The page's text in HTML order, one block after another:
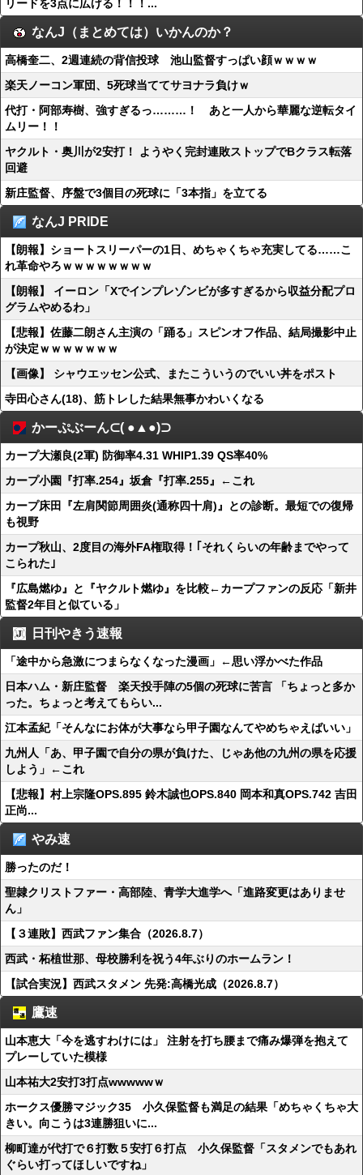
リードを3点に広げる！！！...
なんJ（まとめては）いかんのか？
高橋奎二、2週連続の背信投球 池山監督すっぱい顔ｗｗｗｗ
楽天ノーコン軍団、5死球当ててサヨナラ負けｗ
代打・阿部寿樹、強すぎるっ………！ あと一人から華麗な逆転タイ
ムリー！！
ヤクルト・奥川が2安打！ ようやく完封連敗ストップでBクラス転落
回避
新庄監督、序盤で3個目の死球に「3本指」を立てる
なんJ PRIDE
【朗報】ショートスリーパーの1日、めちゃくちゃ充実してる……こ
れ革命やろｗｗｗｗｗｗｗｗ
【朗報】 イーロン「Xでインプレゾンビが多すぎるから収益分配プロ
グラムやめるわ」
【悲報】佐藤二朗さん主演の「踊る」スピンオフ作品、結局撮影中止
が決定ｗｗｗｗｗｗｗ
【画像】 シャウエッセン公式、またこういうのでいい丼をポスト
寺田心さん(18)、筋トレした結果無事かわいくなる
かーぷぶーん⊂( ●▲●)⊃
カープ大瀬良(2軍) 防御率4.31 WHIP1.39 QS率40%
カープ小園『打率.254』坂倉『打率.255』←これ
カープ床田『左肩関節周囲炎(通称四十肩)』との診断。最短での復帰
も視野
カープ秋山、2度目の海外FA権取得！｢それくらいの年齢までやって
こられた｣
『広島燃ゆ』と『ヤクルト燃ゆ』を比較←カープファンの反応「新井
監督2年目と似ている」
日刊やきう速報
「途中から急激につまらなくなった漫画」←思い浮かべた作品
日本ハム・新庄監督 楽天投手陣の5個の死球に苦言 「ちょっと多か
った。ちょっと考えてもらい...
江本孟紀「そんなにお体が大事なら甲子園なんてやめちゃえばいい」
九州人「あ、甲子園で自分の県が負けた、じゃあ他の九州の県を応援
しよう」←これ
【悲報】村上宗隆OPS.895 鈴木誠也OPS.840 岡本和真OPS.742 吉田
正尚...
やみ速
勝ったのだ！
聖隷クリストファー・高部陸、青学大進学へ「進路変更はありませ
ん」
【３連敗】西武ファン集合（2026.8.7）
西武・柘植世那、母校勝利を祝う4年ぶりのホームラン！
【試合実況】西武スタメン 先発:高橋光成（2026.8.7）
鷹速
山本恵大「今を逃すわけには」 注射を打ち腰まで痛み爆弾を抱えて
プレーしていた模様
山本祐大2安打3打点wwwwwｗ
ホークス優勝マジック35 小久保監督も満足の結果「めちゃくちゃ大
きい。向こうは3連勝狙いに...
柳町達が代打で６打数５安打６打点 小久保監督「スタメンでもあれ
ぐらい打ってほしいですね」